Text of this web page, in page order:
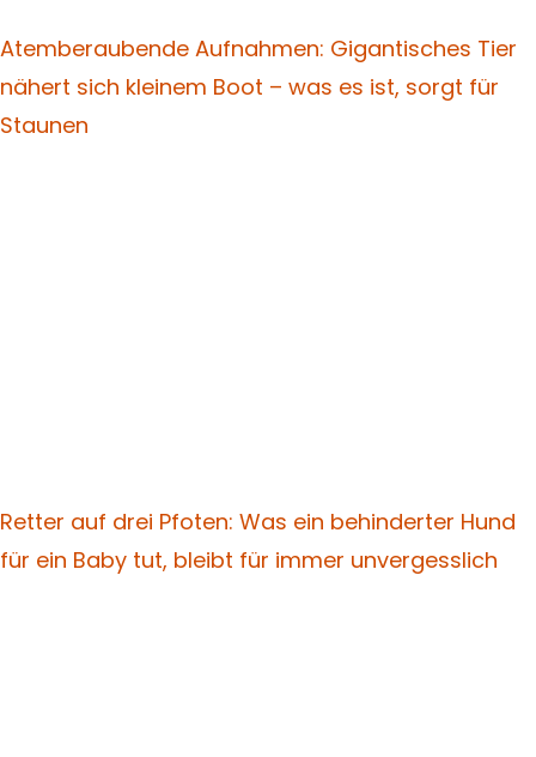
Atemberaubende Aufnahmen: Gigantisches Tier
nähert sich kleinem Boot – was es ist, sorgt für
Staunen
Retter auf drei Pfoten: Was ein behinderter Hund
für ein Baby tut, bleibt für immer unvergesslich